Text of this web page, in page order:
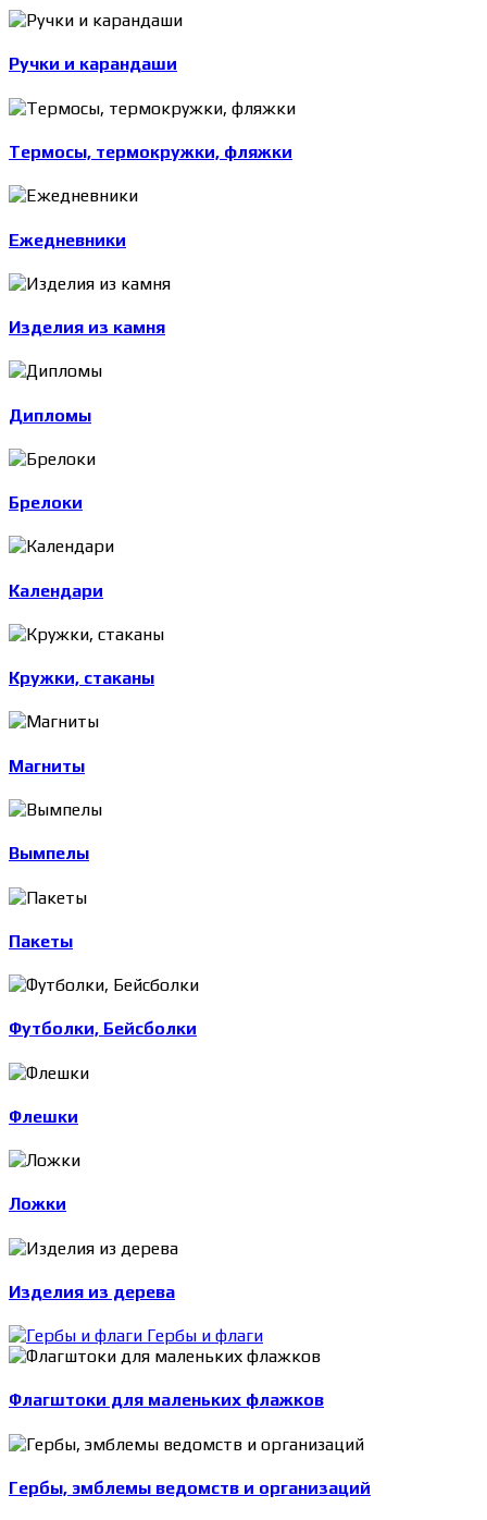
Ручки и карандаши
Термосы, термокружки, фляжки
Ежедневники
Изделия из камня
Дипломы
Брелоки
Календари
Кружки, стаканы
Магниты
Вымпелы
Пакеты
Футболки, Бейсболки
Флешки
Ложки
Изделия из дерева
Гербы и флаги
Флагштоки для маленьких флажков
Гербы, эмблемы ведомств и организаций